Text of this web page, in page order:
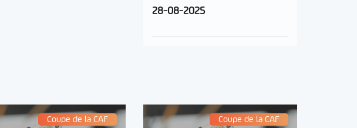
28-08-2025
Coupe de la CAF Coupe de la CAF